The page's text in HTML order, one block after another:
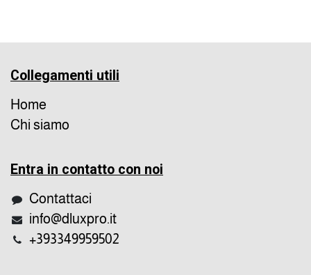
Collegamenti utili
Home
Chi siamo
Entra in contatto con noi
Contattaci
info@dluxpro.it
+393349959502